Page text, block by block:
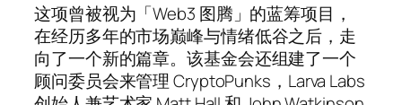
这项曾被视为「Web3 图腾」的蓝筹项目，
在经历多年的市场巅峰与情绪低谷之后，走
向了一个新的篇章。该基金会还组建了一个
顾问委员会来管理 CryptoPunks，Larva Labs